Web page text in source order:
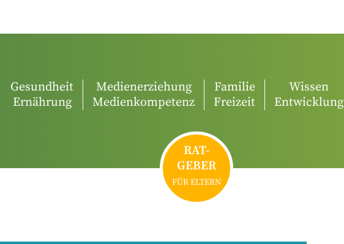
Gesundheit
Ernährung
Medienerziehung
Medienkompetenz
Familie
Freizeit
Wissen
Entwicklung
RAT-
GEBER
FÜR ELTERN